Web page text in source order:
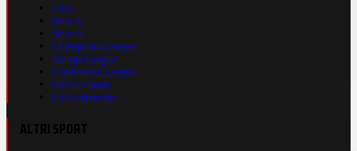
Live
Serie A
Serie B
Champions League
Europa League
Conference League
Calcio Estero
Calciomercato